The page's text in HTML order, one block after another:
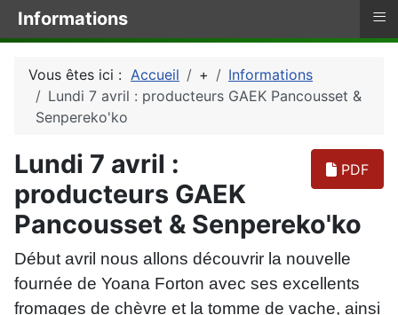
Vous êtes ici : Accueil +
Informations
Lundi 7 avril : producteurs GAEK Pancousset &
Senpereko'ko
PDF
Lundi 7 avril :
producteurs GAEK
Pancousset & Senpereko'ko
Début avril nous allons découvrir la nouvelle
fournée de Yoana Forton avec ses excellents
fromages de chèvre et la tomme de vache, ainsi
Informations ≡